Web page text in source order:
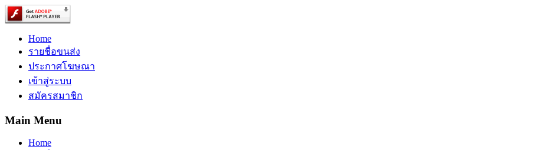
Home
รายชื่อขนส่ง
ประกาศโฆษณา
เข้าสู่ระบบ
สมัครสมาชิก
Main Menu
Home